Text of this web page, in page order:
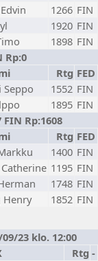
1266 FIN
1920 FIN
1898 FIN
Rp:0
Rtg FED
Seppo 1552 FIN
1895 FIN
Rp:1608
Rtg FED
1400 FIN
1195 FIN
1748 FIN
Henry 1852 FIN
23 klo. 12:00
Rtg -